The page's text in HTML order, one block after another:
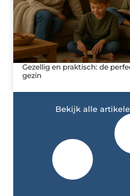
Gezellig en praktisch: de
gezin
Bekijk alle